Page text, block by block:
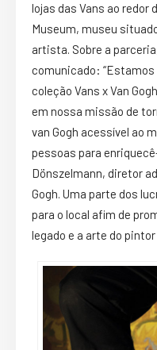
lojas das Vans ao redor
Museum, museu
artista. Sobre a
comunicado:
coleção Vans x Van
em nossa missão de
van Gogh acessível ao
pessoas para
Dönszelmann, diretor
Gogh. Uma parte dos
para o local afim de
legado e a arte do